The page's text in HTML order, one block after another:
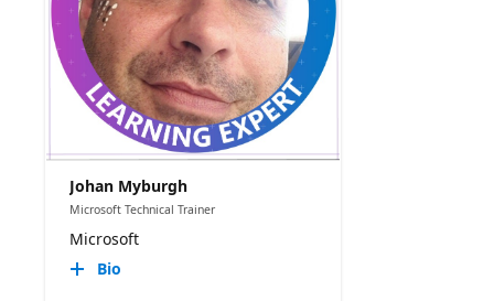
Johan Myburgh
Microsoft Technical Trainer
Microsoft
Bio